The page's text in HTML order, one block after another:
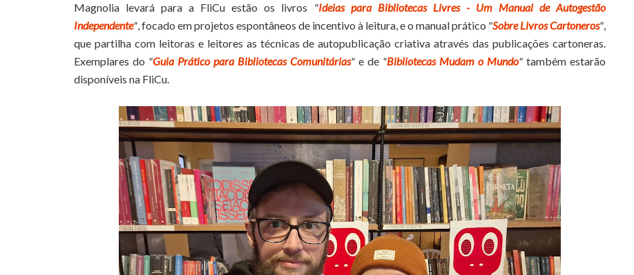
Magnolia levará para a FliCu estão os livros "Ideias para Bibliotecas Livres - Um Manual de Autogestão
Independente", focado em projetos espontâneos de incentivo à leitura, e o manual prático "Sobre Livros Cartoneros",
que partilha com leitoras e leitores as técnicas de autopublicação criativa através das publicações cartoneras.
Exemplares do "Guia Prático para Bibliotecas Comunitárias" e de "Bibliotecas Mudam o Mundo" também estarão
disponíveis na FliCu.